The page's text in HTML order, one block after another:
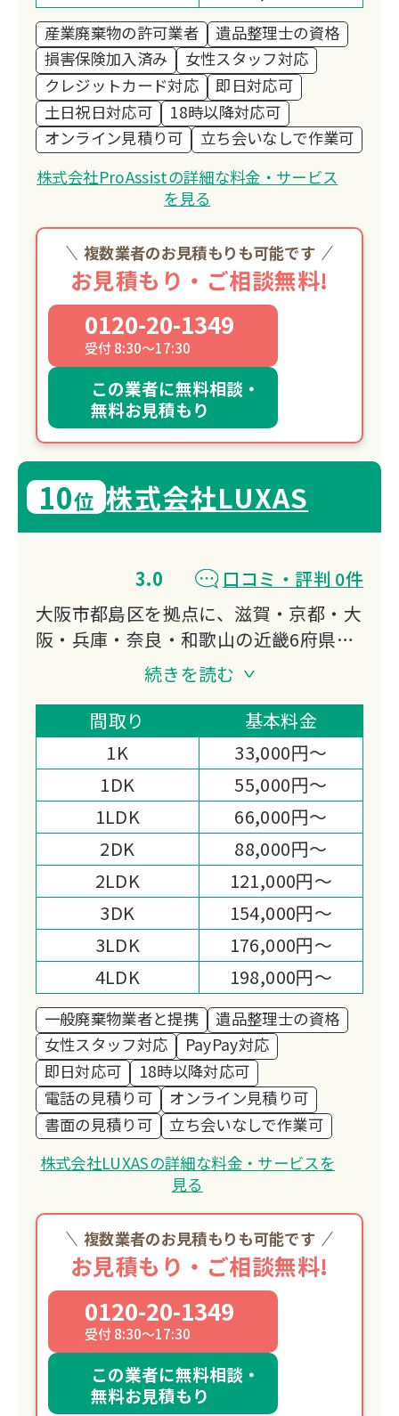
産業廃棄物の許可業者
遺品整理士の資格
損害保険加入済み
女性スタッフ対応
クレジットカード対応
即日対応可
土日祝日対応可
18時以降対応可
オンライン見積り可
立ち会いなしで作業可
株式会社ProAssistの詳細な料金・サービス
を見る
複数業者のお見積もりも可能です
お見積もり・ご相談無料!
0120-20-1349
受付 8:30～17:30
この業者に無料相談・
無料お見積もり
10位 株式会社LUXAS
3.0
口コミ・評判 0件
大阪市都島区を拠点に、滋賀・京都・大
阪・兵庫・奈良・和歌山の近畿6府県で
遺品整理・生前整理・特殊清掃に対応し
遺品整理士が在籍し、デジタル遺品整理
にも対応。
整理後の不動産仲介まで一貫サポートで
きる点が選ばれる理由です。
続きを読む
間取り
基本料金
1K
33,000円～
1DK
55,000円～
1LDK
66,000円～
2DK
88,000円～
2LDK
121,000円～
3DK
154,000円～
3LDK
176,000円～
4LDK
198,000円～
一般廃棄物業者と提携
遺品整理士の資格
女性スタッフ対応
PayPay対応
即日対応可
18時以降対応可
電話の見積り可
オンライン見積り可
書面の見積り可
立ち会いなしで作業可
株式会社LUXASの詳細な料金・サービスを
見る
複数業者のお見積もりも可能です
お見積もり・ご相談無料!
0120-20-1349
受付 8:30～17:30
この業者に無料相談・
無料お見積もり